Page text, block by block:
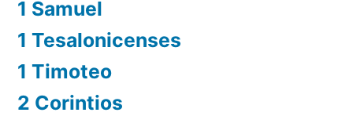
1 Samuel
1 Tesalonicenses
1 Timoteo
2 Corintios